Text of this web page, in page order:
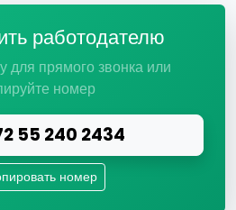
работодателю
для прямого звонка или
номер
55 240 2434
номер